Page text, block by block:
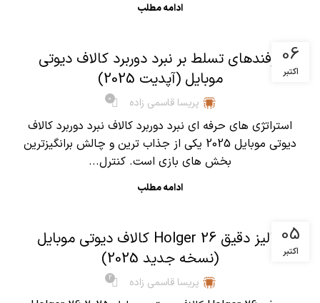
ادامه مطلب
06
اکتبر
ترفندهای تسلط بر نبرد دوربرد کالاف دیوتی
موبایل (آپدیت 2025)
پریسا قاسمی زاده 0
استراتژی های حرفه ای نبرد دوربرد کالاف نبرد دوربرد کالاف
دیوتی موبایل 2025 یکی از جذاب ترین و چالش برانگیزترین
بخش های بازی است. کنترل...
ادامه مطلب
05
اکتبر
آنالیز دقیق Holger 26 کالاف دیوتی موبایل
(نسخه جدید 2025)
پریسا قاسمی زاده 2